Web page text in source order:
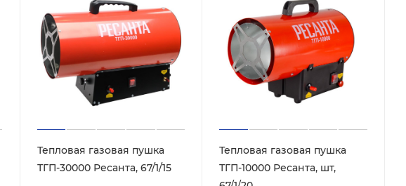
Тепловая газовая пушка
ТГП-30000 Ресанта, 67/1/15
Тепловая газовая пушка
ТГП-10000 Ресанта, шт,